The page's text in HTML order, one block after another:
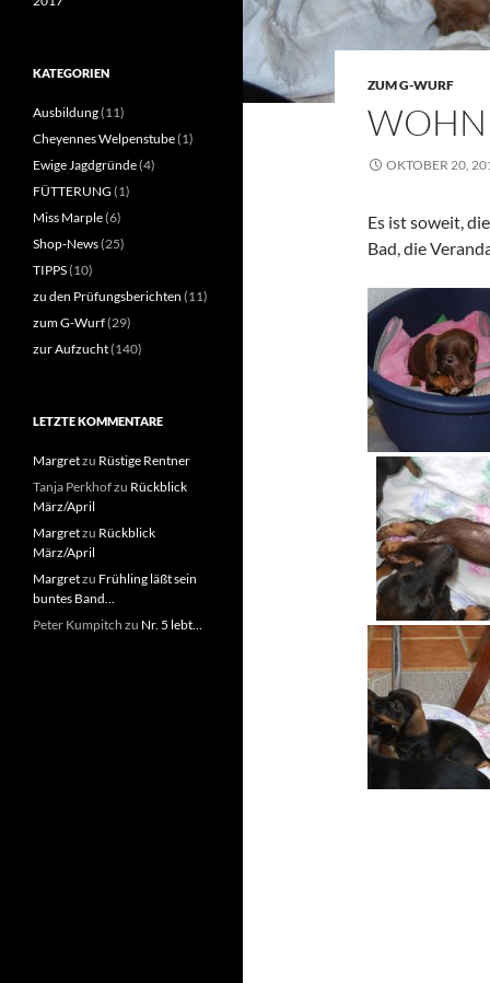
ZUM G-WURF
OKTOBER 20,
Es ist soweit,
Bad, die
KATEGORIEN
Ausbildung(11)
Cheyennes Welpenstube(1)
Ewige Jagdgründe(4)
FÜTTERUNG (1)
Miss Marple(6)
Shop-News(25)
TIPPS(10)
zu den Prüfungsberichten (11)
zum G-Wurf(29)
zur Aufzucht(140)
LETZTE KOMMENTARE
Margretzu Rüstige Rentner
Tanja Perkhofzu Rückblick
März/April
Margretzu Rückblick
März/April
Margretzu Frühling läßt sein
buntes Band…
Peter Kumpitch zu Nr. 5 lebt…